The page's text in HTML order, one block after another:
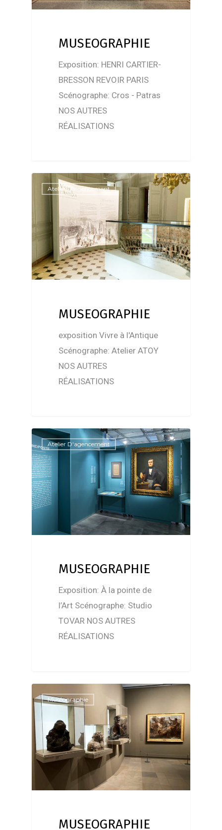
MUSEOGRAPHIE
Exposition: HENRI CARTIER-
BRESSON REVOIR PARIS
Scénographe: Cros - Patras
NOS AUTRES
RÉALISATIONS
Atelier D'agencement
MUSEOGRAPHIE
exposition Vivre à l'Antique
Scénographe: Atelier ATOY
NOS AUTRES
RÉALISATIONS
Atelier D'agencement
MUSEOGRAPHIE
Exposition: À la pointe de
l’Art Scénographe: Studio
TOVAR NOS AUTRES
RÉALISATIONS
Muséographie
MUSEOGRAPHIE